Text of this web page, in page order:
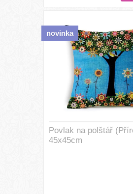
Povlak na polštář
45x45cm
novinka